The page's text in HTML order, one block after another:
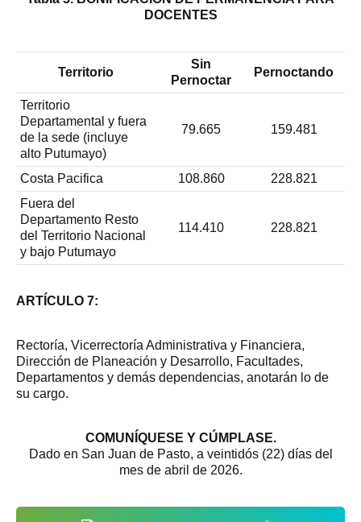
DOCENTES
Territorio
Sin
Pernoctar
Pernoctando
Territorio
Departamental y fuera
de la sede (incluye
alto Putumayo)
79.665 159.481
Costa Pacifica 108.860
228.821
Fuera del
Departamento Resto
del Territorio Nacional
y bajo Putumayo
114.410 228.821
ARTÍCULO 7:
Rectoría, Vicerrectoría Administrativa y Financiera,
Dirección de Planeación y Desarrollo, Facultades,
Departamentos y demás dependencias, anotarán lo de
su cargo.
COMUNÍQUESE Y CÚMPLASE.
Dado en San Juan de Pasto, a veintidós (22) días del
mes de abril de 2026.